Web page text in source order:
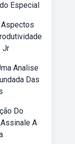
Especial
Jr
Analise
Das
Do
A